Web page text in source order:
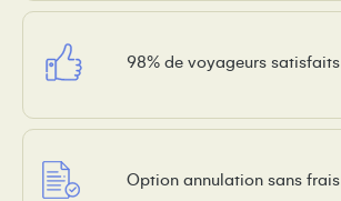
98% de voyageurs satisfaits
Option annulation sans frais